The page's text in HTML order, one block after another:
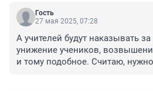
Гость
27 мая 2025, 07:28
А учителей будут наказывать
унижение учеников,
и тому подобное. Считаю,